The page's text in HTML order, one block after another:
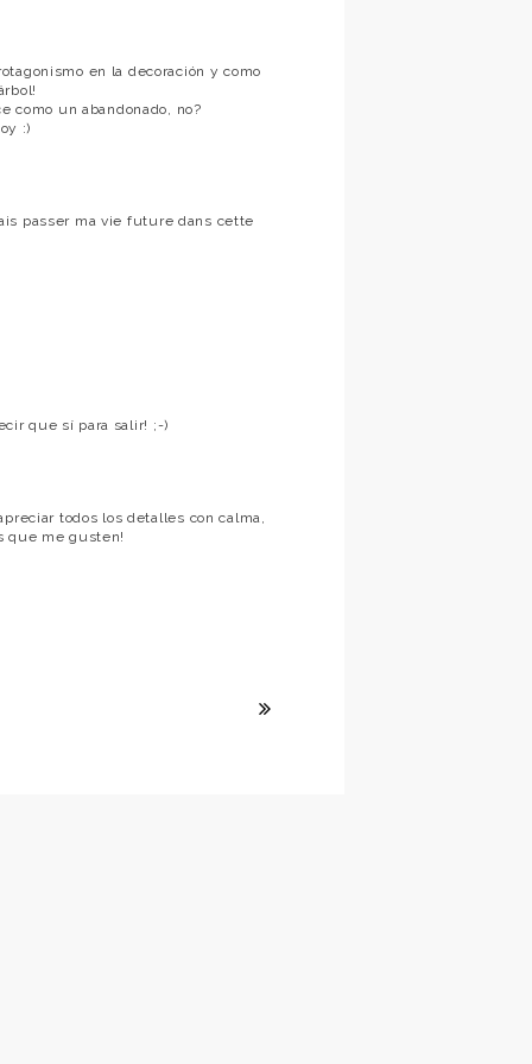
en la decoración y como
como un abandonado, no?
:)
passer ma vie future dans cette
que sí para salir! ;-)
todos los detalles con calma,
que me gusten!